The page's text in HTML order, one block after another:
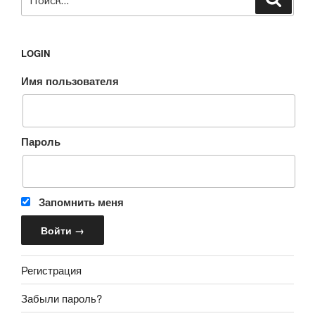
LOGIN
Имя пользователя
Пароль
Запомнить меня
Регистрация
Забыли пароль?